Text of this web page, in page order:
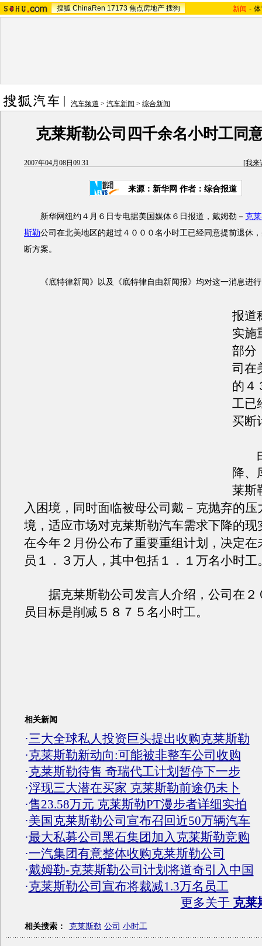
搜狐 ChinaRen 17173 焦点房地产 搜狗 新闻 -
汽车频道 > 汽车新闻 > 综合新闻
克莱斯勒公司四千余名小时工同
2007年04月08日09:31 [我来
来源：新华网 作者：综合报道
新华网纽约４月６日专电据美国媒体６日报道，戴姆勒－ 克
斯勒公司在北美地区的超过４０００名小时工已经同意提前退休
断方案。
《底特律新闻》以及《底特律自由新闻报》均对这一消息进行
报道
实施
部分
司在
的４
工已
买断
由
降、
莱斯
入困境，同时面临被母公司戴－克抛弃的压
境，适应市场对克莱斯勒汽车需求下降的现
在今年２月份公布了重要重组计划，决定在
员１．３万人，其中包括１．１万名小时工
据克莱斯勒公司发言人介绍，公司在２
员目标是削减５８７５名小时工。
相关新闻
·三大全球私人投资巨头提出收购克莱斯勒
·克莱斯勒新动向:可能被非整车公司收购
·克莱斯勒待售 奇瑞代工计划暂停下一步
·浮现三大潜在买家 克莱斯勒前途仍未卜
·售23.58万元 克莱斯勒PT漫步者详细实拍
·美国克莱斯勒公司宣布召回近50万辆汽车
·最大私募公司黑石集团加入克莱斯勒竞购
·一汽集团有意整体收购克莱斯勒公司
·戴姆勒-克莱斯勒公司计划将道奇引入中国
·克莱斯勒公司宣布将裁减1.3万名员工
更多关于 克莱
相关搜索： 克莱斯勒 公司 小时工